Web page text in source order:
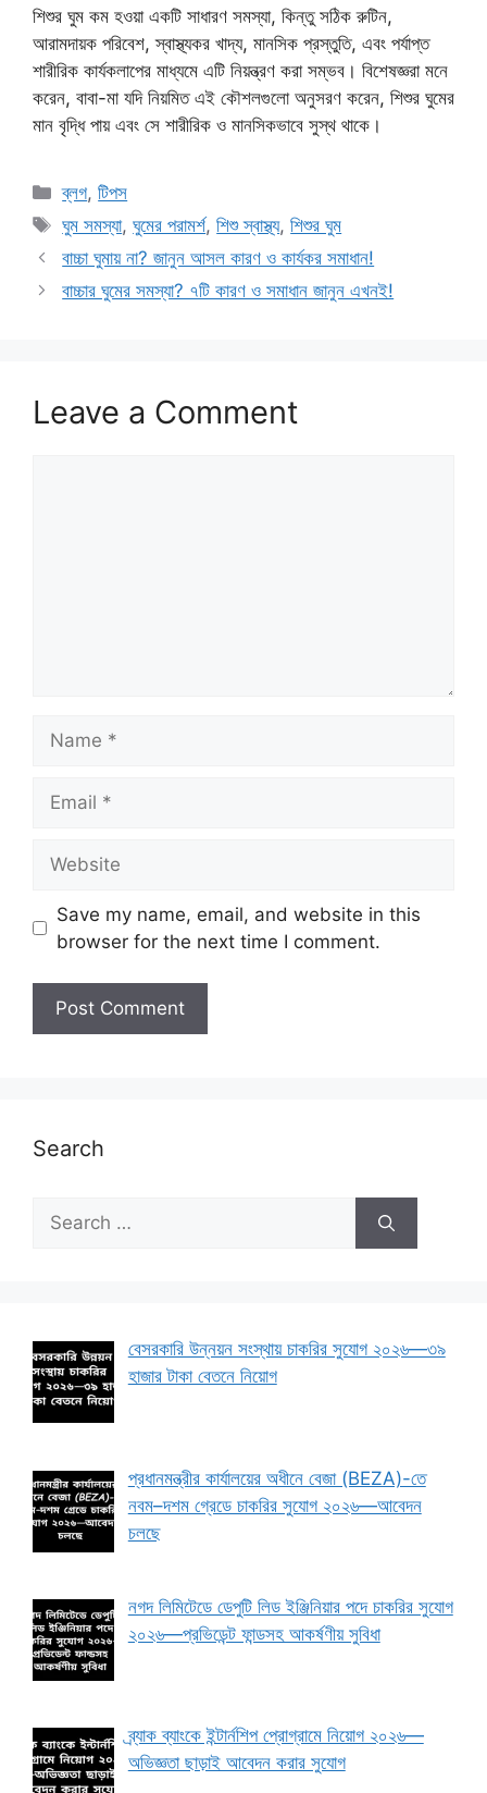
শিশুর ঘুম কম হওয়া একটি সাধারণ সমস্যা, কিন্তু সঠিক রুটিন,
আরামদায়ক পরিবেশ, স্বাস্থ্যকর খাদ্য, মানসিক প্রস্তুতি, এবং পর্যাপ্ত
শারীরিক কার্যকলাপের মাধ্যমে এটি নিয়ন্ত্রণ করা সম্ভব। বিশেষজ্ঞরা মনে
করেন, বাবা-মা যদি নিয়মিত এই কৌশলগুলো অনুসরণ করেন, শিশুর ঘুমের
মান বৃদ্ধি পায় এবং সে শারীরিক ও মানসিকভাবে সুস্থ থাকে।
Categories
ব্লগ,টিপস
Tags
ঘুম সমস্যা,ঘুমের পরামর্শ,শিশু স্বাস্থ্য,শিশুর ঘুম
বাচ্চা ঘুমায় না? জানুন আসল কারণ ও কার্যকর সমাধান!
বাচ্চার ঘুমের সমস্যা? ৭টি কারণ ও সমাধান জানুন এখনই!
Leave a Comment
Save my name, email, and website in this
browser for the next time I comment.
Search
Search
for:
বেসরকারি উন্নয়ন সংস্থায় চাকরির সুযোগ ২০২৬—৩৯
হাজার টাকা বেতনে নিয়োগ
প্রধানমন্ত্রীর কার্যালয়ের অধীনে বেজা (BEZA)-তে
নবম–দশম গ্রেডে চাকরির সুযোগ ২০২৬—আবেদন
চলছে
নগদ লিমিটেডে ডেপুটি লিড ইঞ্জিনিয়ার পদে চাকরির সুযোগ
২০২৬—প্রভিডেন্ট ফান্ডসহ আকর্ষণীয় সুবিধা
ব্র্যাক ব্যাংকে ইন্টার্নশিপ প্রোগ্রামে নিয়োগ ২০২৬—
অভিজ্ঞতা ছাড়াই আবেদন করার সুযোগ